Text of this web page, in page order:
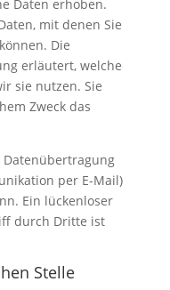
Daten erhoben.
mit denen Sie
Die
erläutert, welche
sie nutzen. Sie
Zweck das
per E-Mail)
Ein lückenloser
durch Dritte ist
Stelle